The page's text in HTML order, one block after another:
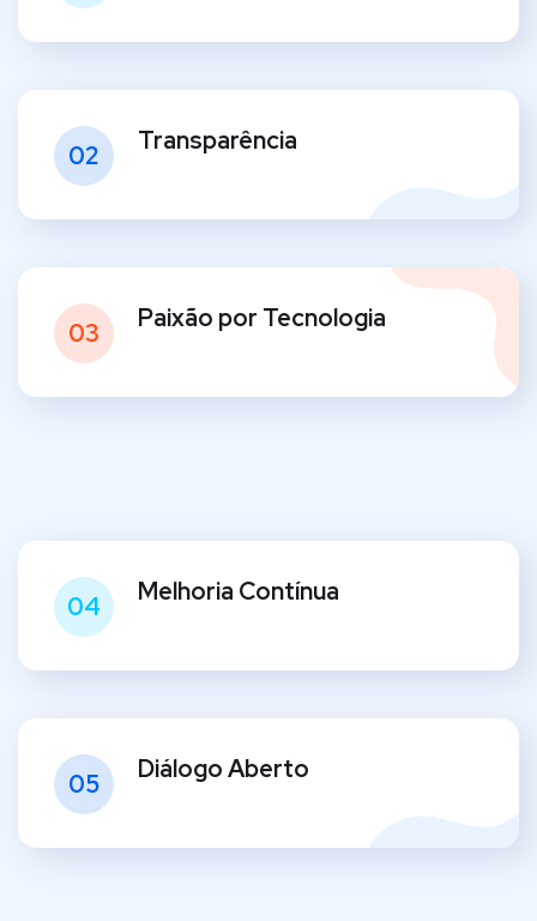
02 Transparência
03 Paixão por Tecnologia
04 Melhoria Contínua
05 Diálogo Aberto